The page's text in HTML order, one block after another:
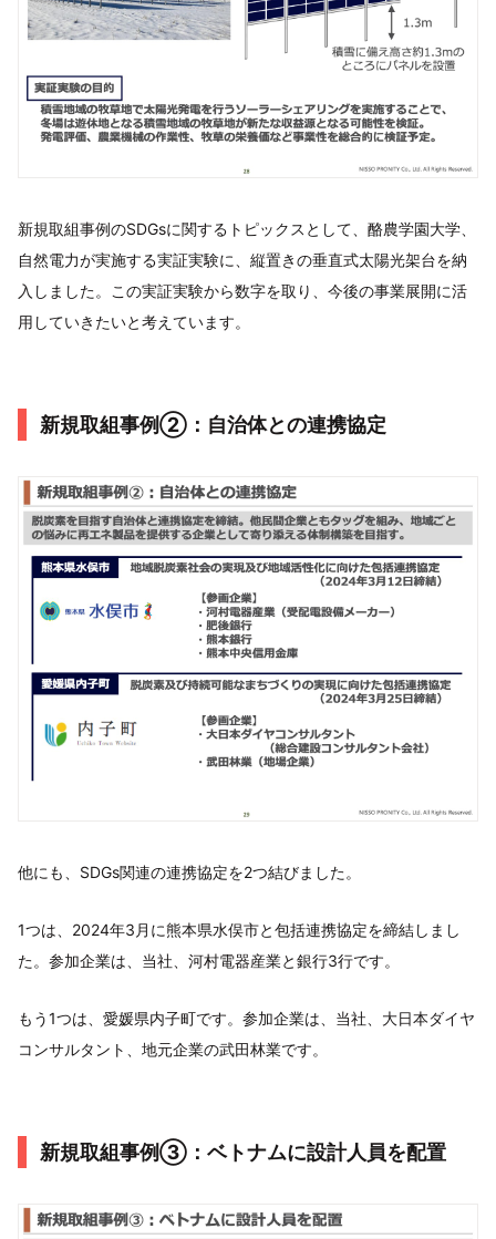
新規取組事例のSDGsに関するトピックスとして、酪農学園大学、
自然電力が実施する実証実験に、縦置きの垂直式太陽光架台を納
入しました。この実証実験から数字を取り、今後の事業展開に活
用していきたいと考えています。
新規取組事例②：自治体との連携協定
他にも、SDGs関連の連携協定を2つ結びました。
1つは、2024年3月に熊本県水俣市と包括連携協定を締結しまし
た。参加企業は、当社、河村電器産業と銀行3行です。
もう1つは、愛媛県内子町です。参加企業は、当社、大日本ダイヤ
コンサルタント、地元企業の武田林業です。
新規取組事例③：ベトナムに設計人員を配置